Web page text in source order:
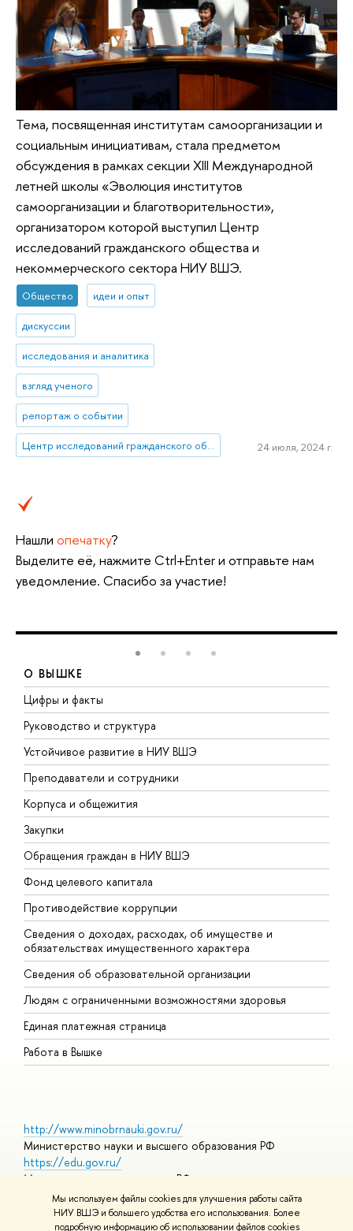
Мы используем файлы cookies для улучшения работы сайта
НИУ ВШЭ и большего удобства его использования. Более
подробную информацию об использовании файлов cookies
Тема, посвященная институтам самоорганизации и
социальным инициативам, стала предметом
обсуждения в рамках секции XIII Международной
летней школы «Эволюция институтов
самоорганизации и благотворительности»,
организатором которой выступил Центр
исследований гражданского общества и
некоммерческого сектора НИУ ВШЭ.
Общество идеи и опыт
дискуссии
исследования и аналитика
взгляд ученого
репортаж о событии
Центр исследований гражданского общества и некоммерческого сектора 24 июля, 2024 г.
Нашли опечатку?
Выделите её, нажмите Ctrl+Enter и отправьте нам
уведомление. Спасибо за участие!
О ВЫШКЕ
Цифры и факты
Руководство и структура
Устойчивое развитие в НИУ ВШЭ
Преподаватели и сотрудники
Корпуса и общежития
Закупки
Обращения граждан в НИУ ВШЭ
Фонд целевого капитала
Противодействие коррупции
Сведения о доходах, расходах, об имуществе и
обязательствах имущественного характера
Сведения об образовательной организации
Людям с ограниченными возможностями здоровья
Единая платежная страница
Работа в Вышке
http://www.minobrnauki.gov.ru/
Министерство науки и высшего образования РФ
https://edu.gov.ru/
Министерство просвещения РФ
https://elearning.hse.ru/mooc
Массовые открытые онлайн-курсы